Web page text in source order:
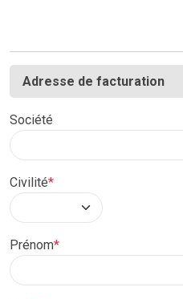
Adresse de facturation
Société
Civilité*
Prénom*